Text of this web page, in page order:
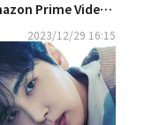
Prime Video
「Channel K」で決
アイドル主演ドラ
で見放題
2023/12/29 16:15